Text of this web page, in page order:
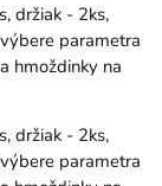
držiak - 2ks,
parametra
hmoždinky na
držiak - 2ks,
parametra